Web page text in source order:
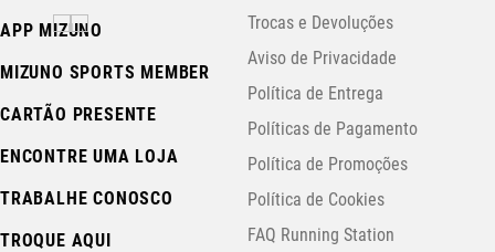
APP MIZUNO
MIZUNO SPORTS MEMBER
CARTÃO PRESENTE
ENCONTRE UMA LOJA
TRABALHE CONOSCO
TROQUE AQUI
Trocas e Devoluções
Aviso de Privacidade
Política de Entrega
Políticas de Pagamento
Política de Promoções
Política de Cookies
FAQ Running Station